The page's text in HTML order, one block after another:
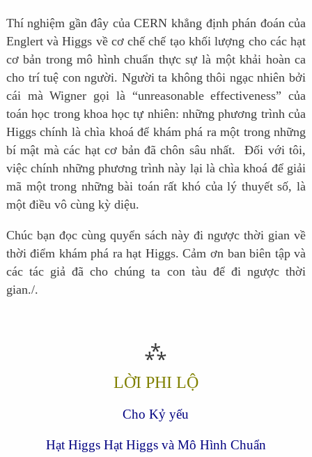
Thí nghiệm gần đây của CERN khẳng định phán đoán của
Englert và Higgs về cơ chế chế tạo khối lượng cho các hạt
cơ bản trong mô hình chuẩn thực sự là một khải hoàn ca
cho trí tuệ con người. Người ta không thôi ngạc nhiên bởi
cái mà Wigner gọi là “unreasonable effectiveness” của
toán học trong khoa học tự nhiên: những phương trình của
Higgs chính là chìa khoá để khám phá ra một trong những
bí mật mà các hạt cơ bản đã chôn sâu nhất. Đối với tôi,
việc chính những phương trình này lại là chìa khoá để giải
mã một trong những bài toán rất khó của lý thuyết số, là
một điều vô cùng kỳ diệu.
Chúc bạn đọc cùng quyển sách này đi ngược thời gian về
thời điểm khám phá ra hạt Higgs. Cảm ơn ban biên tập và
các tác giả đã cho chúng ta con tàu để đi ngược thời
gian./.
⁂
LỜI PHI LỘ
Cho Kỷ yếu
Hạt Higgs Hạt Higgs và Mô Hình Chuẩn